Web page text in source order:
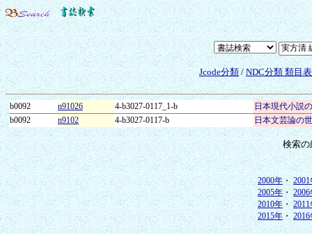
Jcode分類/NDC分類 類目
b0092 n91026 4-b3027-0117_1-b
日本現代小説
b0092
n9102 4-b3027-0117-b 日本文芸論の
検索
2000年・2001
2005年・2006
2010年・2011
2015年・2016